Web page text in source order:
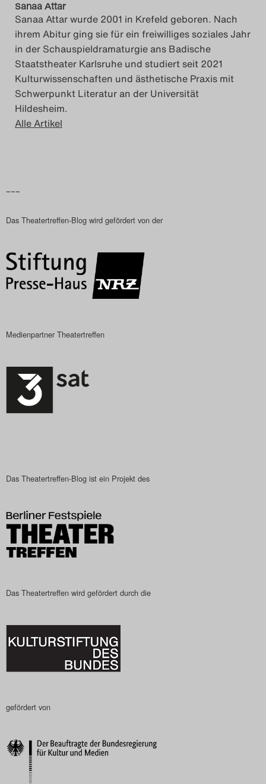
Sanaa Attar
Sanaa Attar wurde 2001 in Krefeld geboren. Nach
ihrem Abitur ging sie für ein freiwilliges soziales Jahr
in der Schauspieldramaturgie ans Badische
Staatstheater Karlsruhe und studiert seit 2021
Kulturwissenschaften und ästhetische Praxis mit
Schwerpunkt Literatur an der Universität
Hildesheim.
Alle Artikel
–––
Das Theatertreffen-Blog wird gefördert von der
Medienpartner Theatertreffen
Das Theatertreffen-Blog ist ein Projekt des
Das Theatertreffen wird gefördert durch die
gefördert von